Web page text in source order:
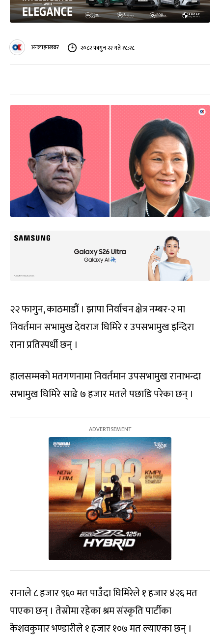
अनलाइनखबर २०८२ फागुन २२ गते १८:२८
२२ फागुन, काठमाडौं । झापा निर्वाचन क्षेत्र नम्बर-२ मा
निवर्तमान सभामुख देवराज घिमिरे र उपसभामुख इन्दिरा
राना प्रतिस्पर्धी छन् ।
हालसम्मको मतगणनामा निवर्तमान उपसभामुख रानाभन्दा
सभामुख घिमिरे साढे ७ हजार मतले पछाडि परेका छन् ।
रानाले ८ हजार ९६० मत पाउँदा घिमिरेले १ हजार ४२६ मत
पाएका छन् । तेस्रोमा रहेका श्रम संस्कृति पार्टीका
केशवकुमार भण्डारीले १ हजार १०७ मत ल्याएका छन् ।